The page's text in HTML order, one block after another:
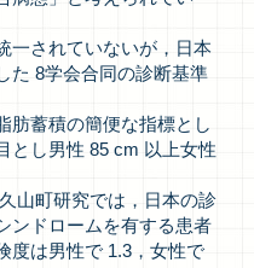
一されていないが，日本
た 8学会合同の診断基準
肪蓄積の簡便な指標とし
とし男性 85 cm 以上女性
山町研究では，日本の診
ンドロームを有する患者
度は男性で 1.3，女性で